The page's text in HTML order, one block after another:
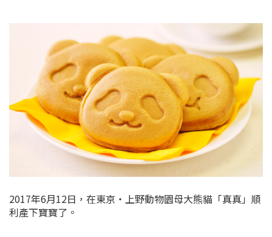
2017年6月12日，在東京・上野動物園母大熊貓「真真」順
利產下寶寶了。